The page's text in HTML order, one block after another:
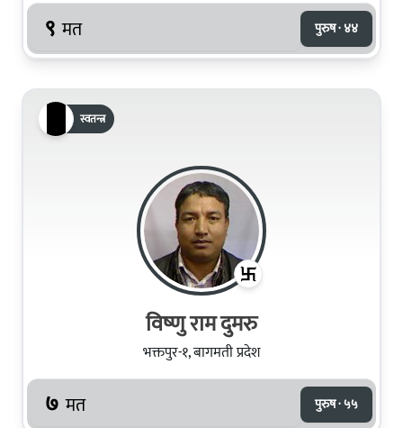
९ मत पुरुष · ४४
स्वतन्त्र
विष्‍णु राम दुमरु
भक्तपुर-१, बागमती प्रदेश
७ मत पुरुष · ५५